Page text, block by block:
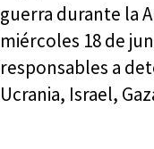
guerra durante la
miércoles 18 de
responsables a
Ucrania, Israel,